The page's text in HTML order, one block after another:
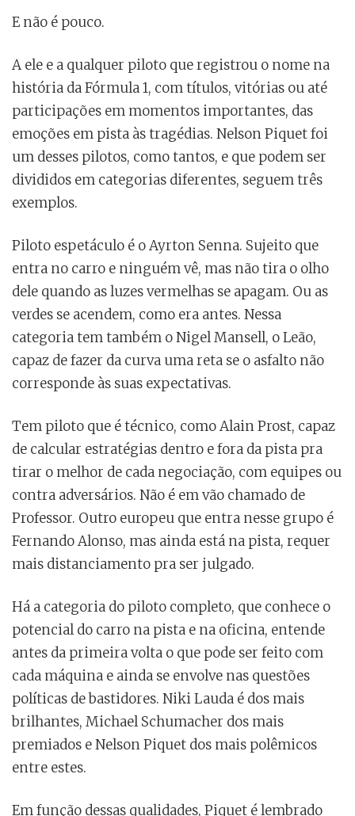
E não é pouco.
A ele e a qualquer piloto que registrou o nome na
história da Fórmula 1, com títulos, vitórias ou até
participações em momentos importantes, das
emoções em pista às tragédias. Nelson Piquet foi
um desses pilotos, como tantos, e que podem ser
divididos em categorias diferentes, seguem três
exemplos.
Piloto espetáculo é o Ayrton Senna. Sujeito que
entra no carro e ninguém vê, mas não tira o olho
dele quando as luzes vermelhas se apagam. Ou as
verdes se acendem, como era antes. Nessa
categoria tem também o Nigel Mansell, o Leão,
capaz de fazer da curva uma reta se o asfalto não
corresponde às suas expectativas.
Tem piloto que é técnico, como Alain Prost, capaz
de calcular estratégias dentro e fora da pista pra
tirar o melhor de cada negociação, com equipes ou
contra adversários. Não é em vão chamado de
Professor. Outro europeu que entra nesse grupo é
Fernando Alonso, mas ainda está na pista, requer
mais distanciamento pra ser julgado.
Há a categoria do piloto completo, que conhece o
potencial do carro na pista e na oficina, entende
antes da primeira volta o que pode ser feito com
cada máquina e ainda se envolve nas questões
políticas de bastidores. Niki Lauda é dos mais
brilhantes, Michael Schumacher dos mais
premiados e Nelson Piquet dos mais polêmicos
entre estes.
Em função dessas qualidades, Piquet é lembrado